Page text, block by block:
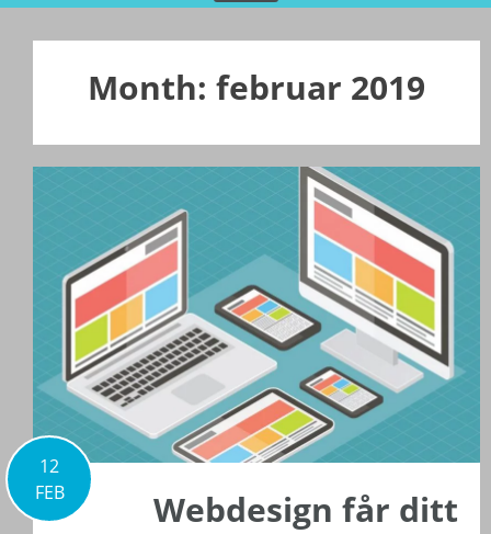
Month: februar 2019
12
FEB
Webdesign får ditt